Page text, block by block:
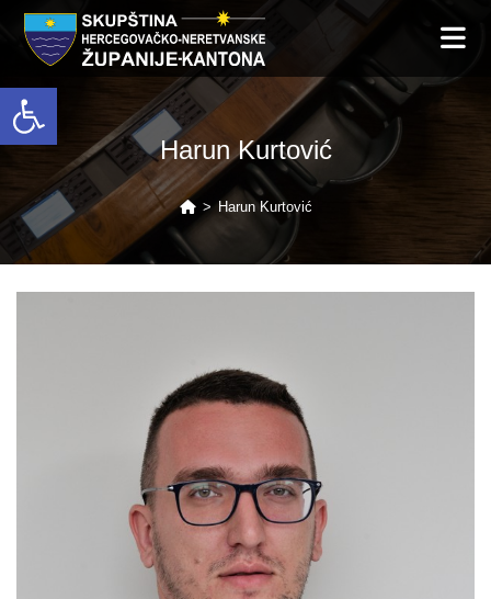
Open toolbar
Harun Kurtović
> Harun Kurtović